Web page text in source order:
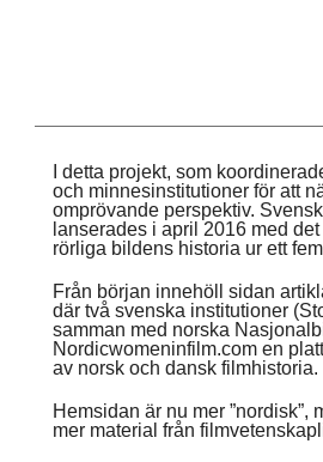
I detta projekt, som
och minnesinstitutioner för att
omprövande perspektiv.
lanserades i april 2016 med
rörliga bildens historia ur ett
Från början innehöll sidan
där två svenska institutioner
samman med norska
Nordicwomeninfilm.com en
av norsk och dansk filmhistoria.
Hemsidan är nu mer
mer material från